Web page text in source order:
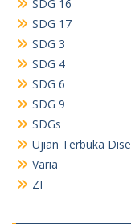
SDG 16
SDG 17
SDG 3
SDG 4
SDG 6
SDG 9
SDGs
Ujian Terbuka
Varia
ZI